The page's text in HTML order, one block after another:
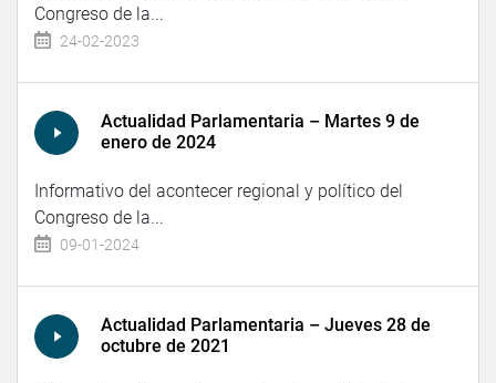
Congreso de la...
24-02-2023
Actualidad Parlamentaria – Martes 9 de
enero de 2024
Informativo del acontecer regional y político del
Congreso de la...
09-01-2024
Actualidad Parlamentaria – Jueves 28 de
octubre de 2021